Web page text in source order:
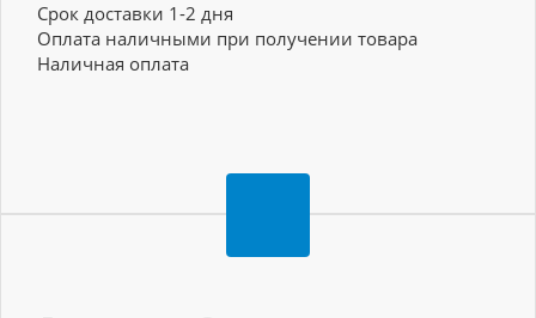
Срок доставки 1-2 дня
Оплата наличными при получении товара
Наличная оплата